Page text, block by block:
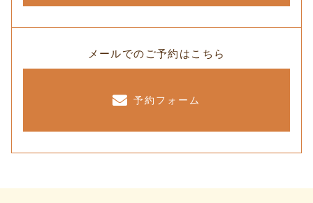
メールでのご予約はこちら
予約フォーム